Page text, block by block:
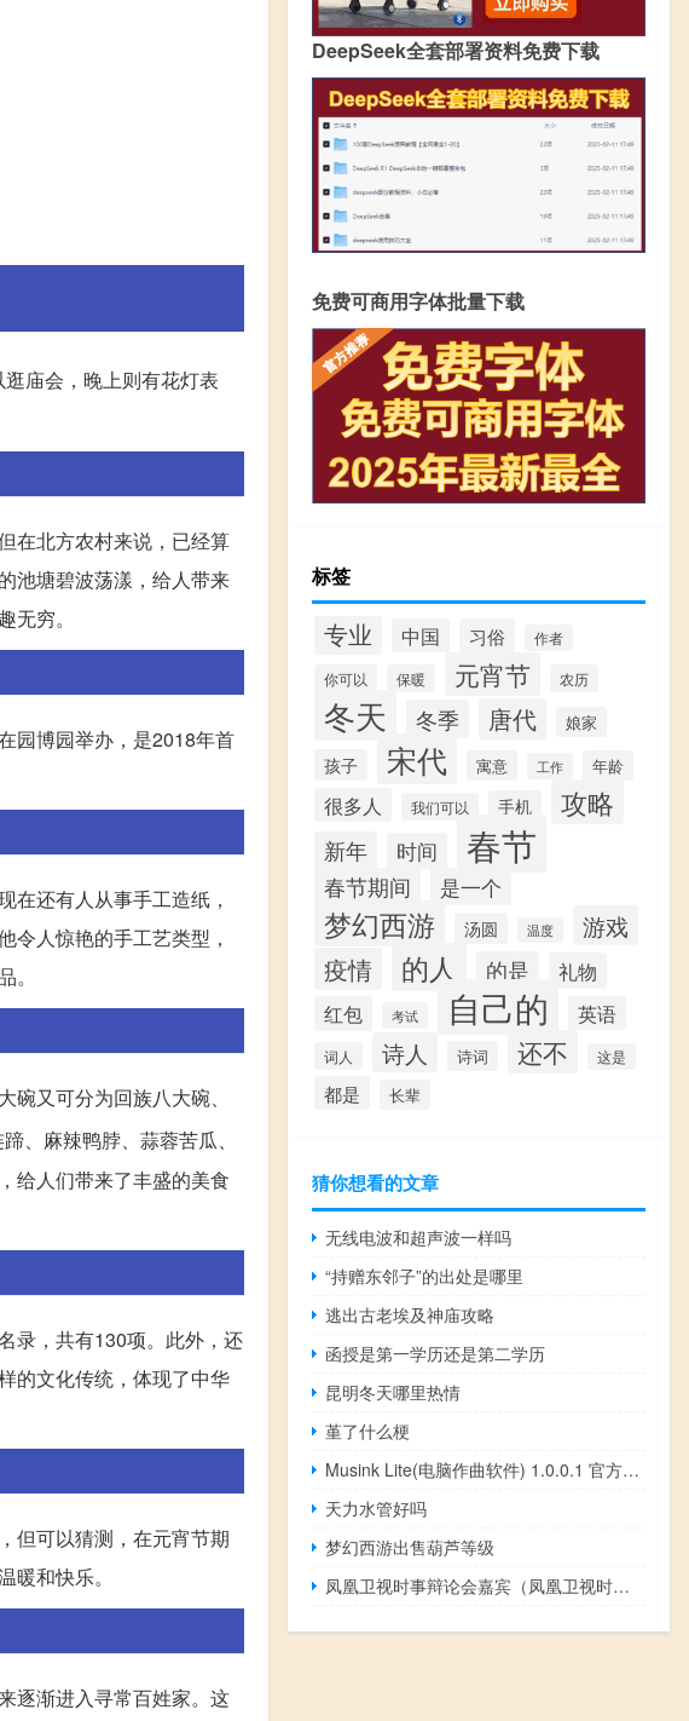
庙会，晚上则有花灯表
在北方农村来说，已经算
池塘碧波荡漾，给人带来
穷。
园博园举办，是2018年首
在还有人从事手工造纸，
令人惊艳的手工艺类型，
又可分为回族八大碗、
、麻辣鸭脖、蒜蓉苦瓜、
给人们带来了丰盛的美食
录，共有130项。此外，还
的文化传统，体现了中华
但可以猜测，在元宵节期
和快乐。
逐渐进入寻常百姓家。这
DeepSeek全套部署资料免费下载
免费可商用字体批量下载
标签
专业 中国 习俗 作者
你可以 保暖 元宵节 农历
冬天 冬季 唐代 娘家
孩子 宋代 寓意 工作 年龄
很多人 我们可以 手机 攻略
新年 时间 春节
春节期间 是一个
梦幻西游 汤圆 温度 游戏
疫情 的人 的是 礼物
红包 考试 自己的 英语
词人 诗人 诗词 还不 这是
都是 长辈
猜你想看的文章
无线电波和超声波一样吗
“持赠东邻子”的出处是哪里
逃出古老埃及神庙攻略
函授是第一学历还是第二学历
昆明冬天哪里热情
堇了什么梗
Musink Lite(电脑作曲软件) 1.0.0.1 官方免费版（Musink Lite(电脑作曲软件) 1.0.0.1 官方免费版功能简介）
天力水管好吗
梦幻西游出售葫芦等级
凤凰卫视时事辩论会嘉宾（凤凰卫视时事辩论会最新一期）